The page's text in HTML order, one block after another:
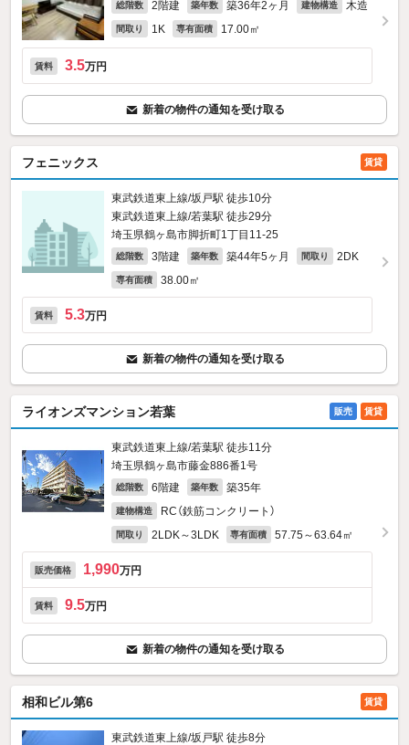
総階数 2階建 築年数 築36年2ヶ月 建物構造 木造
間取り 1K 専有面積 17.00㎡
賃料 3.5万円
新着の物件の通知を受け取る
フェニックス 賃貸
東武鉄道東上線/坂戸駅 徒歩10分
東武鉄道東上線/若葉駅 徒歩29分
埼玉県鶴ヶ島市脚折町1丁目11-25
総階数 3階建 築年数 築44年5ヶ月 間取り 2DK
専有面積 38.00㎡
賃料 5.3万円
新着の物件の通知を受け取る
ライオンズマンション若葉 販売 賃貸
東武鉄道東上線/若葉駅 徒歩11分
埼玉県鶴ヶ島市藤金886番1号
総階数 6階建 築年数 築35年
建物構造 RC（鉄筋コンクリート）
間取り 2LDK～3LDK 専有面積 57.75～63.64㎡
販売価格 1,990万円
賃料 9.5万円
新着の物件の通知を受け取る
相和ビル第6 賃貸
東武鉄道東上線/坂戸駅 徒歩8分